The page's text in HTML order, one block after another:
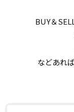
BUY＆
などあれ